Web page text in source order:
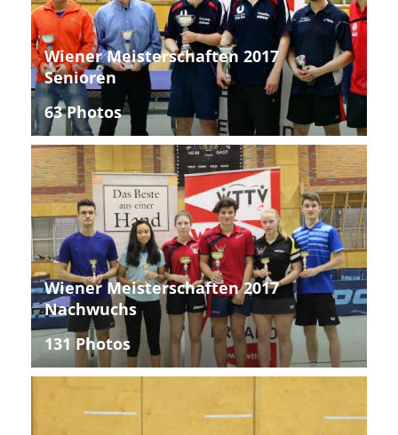
Wiener Meisterschaften 2017
Senioren
63 Photos
Wiener Meisterschaften 2017
Nachwuchs
131 Photos